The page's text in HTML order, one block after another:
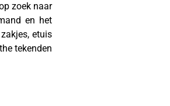
zoek naar
en het
etuis
tekenden